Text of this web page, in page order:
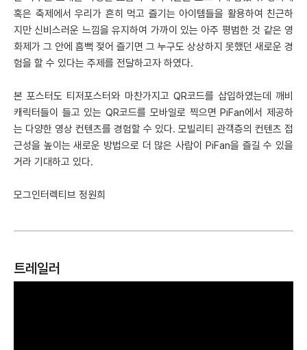
혹은 축제에서 우리가 흔히 먹고 즐기는 아이템들을 활용하여 친근하
지만 신비스러운 느낌을 유지하여 가까이 있는 아주 평범한 것 같은 영
화제가 그 안에 흠뻑 젖어 즐기면 그 누구도 상상하지 못했던 새로운 경
험을 할 수 있다는 주제를 전달하고자 하였다.
본 포스터도 티저포스터와 마찬가지고 QR코드를 삽입하였는데 깨비
캐릭터들이 들고 있는 QR코드를 모바일로 찍으면 PiFan에서 제공하
는 다양한 영상 컨텐츠를 경험할 수 있다. 모빌리티 관객층의 컨텐츠 접
근성을 높이는 새로운 방법으로 더 많은 사람이 PiFan을 즐길 수 있을
거라 기대하고 있다.
모그인터렉티브 정원희
트레일러